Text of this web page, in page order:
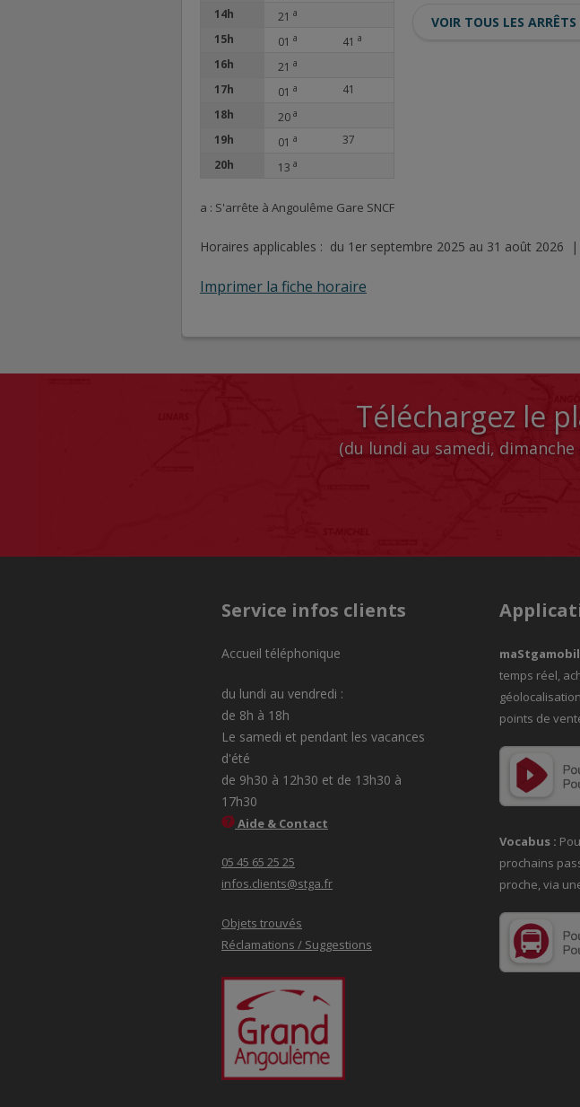
14h
21 a
15h 01 a 41 a
16h 21 a
17h 01 a
41
18h
20 a
19h 01 a
37
20h
13 a
a : S'arrête à Angoulême Gare SNCF
VOIR TOUS LES
Horaires applicables : du 1er septembre 2025 au 31 août 2026 |
Imprimer la fiche horaire
Téléchargez le
(du lundi au samedi,
Service infos clients
Accueil téléphonique
du lundi au vendredi :
de 8h à 18h
Le samedi et pendant les vacances
d'été
de 9h30 à 12h30 et de 13h30 à
17h30
Aide & Contact
05 45 65 25 25
infos.clients@stga.fr
Objets trouvés
Réclamations / Suggestions
temps réel,
points de
Vocabus :
prochains
proche, via